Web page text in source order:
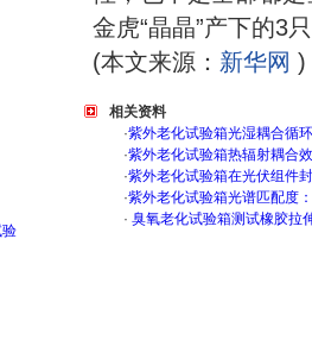
金虎“晶晶”产下的3
(本文来源： 新华网 )
相关资料
·紫外老化试验箱光湿耦合循
·紫外老化试验箱热辐射耦合
·紫外老化试验箱在光伏组件
·紫外老化试验箱光谱匹配度
· 臭氧老化试验箱测试橡胶拉